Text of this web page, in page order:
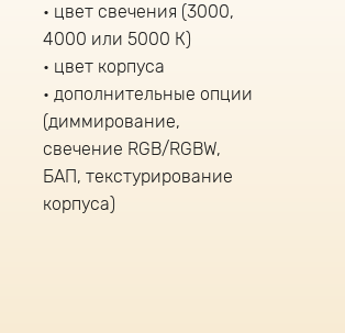
цвет свечения (3000,
4000 или 5000 К)
цвет корпуса
дополнительные опции
(диммирование,
свечение RGB/RGBW,
БАП, текстурирование
корпуса)